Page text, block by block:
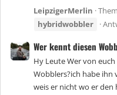
LeipzigerMerlin
hybridwobbler
Wer kennt diesen
Hy Leute Wer von
Wobblers?ich habe
weis er nicht wo er